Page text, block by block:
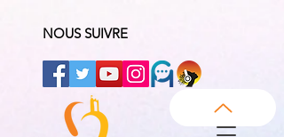
NOUS SUIVRE